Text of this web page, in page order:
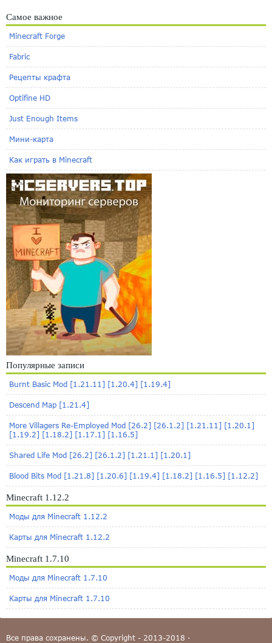
Самое важное
Minecraft Forge
Fabric
Рецепты крафта
Optifine HD
Just Enough Items
Мини-карта
Как играть в Minecraft
Популярные записи
Burnt Basic Mod [1.21.11] [1.20.4] [1.19.4]
Descend Map [1.21.4]
More Villagers Re-Employed Mod [26.2] [26.1.2] [1.21.11] [1.20.1]
[1.19.2] [1.18.2] [1.17.1] [1.16.5]
Shared Life Mod [26.2] [26.1.2] [1.21.1] [1.20.1]
Blood Bits Mod [1.21.8] [1.20.6] [1.19.4] [1.18.2] [1.16.5] [1.12.2]
Minecraft 1.12.2
Моды для Minecraft 1.12.2
Карты для Minecraft 1.12.2
Minecraft 1.7.10
Моды для Minecraft 1.7.10
Карты для Minecraft 1.7.10
Все права сохранены. © Copyright - 2013-2018 ·